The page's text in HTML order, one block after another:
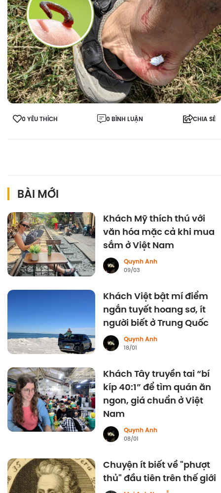
0 YÊU THÍCH 0 BÌNH LUẬN CHIA SẺ
BÀI MỚI
Khách Mỹ thích thú với
văn hóa mặc cả khi mua
sắm ở Việt Nam
Quynh Anh
09/03
Khách Việt bật mí điểm
ngắn tuyết hoang sơ, ít
người biết ở Trung Quốc
Quynh Anh
18/01
Khách Tây truyền tai “bí
kíp 40:1” để tìm quán ăn
ngon, giá chuẩn ở Việt
Nam
Quynh Anh
08/01
Chuyện ít biết về "phượt
thủ" đầu tiên trên thế giới